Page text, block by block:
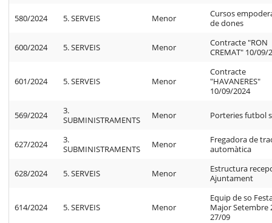
580/2024 5. SERVEIS Menor
Cursos
de dones
600/2024 5. SERVEIS Menor
Contracte "RON
CREMAT" 10/09/
601/2024 5. SERVEIS Menor
Contracte
"HAVANERES"
10/09/2024
569/2024
3.
SUBMINISTRAMENTS
Menor Porteries futbol
627/2024
3.
SUBMINISTRAMENTS
Menor
Fregadora de
automàtica
628/2024 5. SERVEIS Menor
Estructura
Ajuntament
614/2024 5. SERVEIS Menor
Equip de so
Major Setembre
27/09